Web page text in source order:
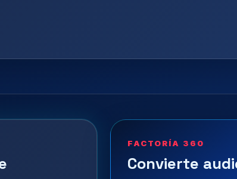
FACTORÍA 360
Convierte